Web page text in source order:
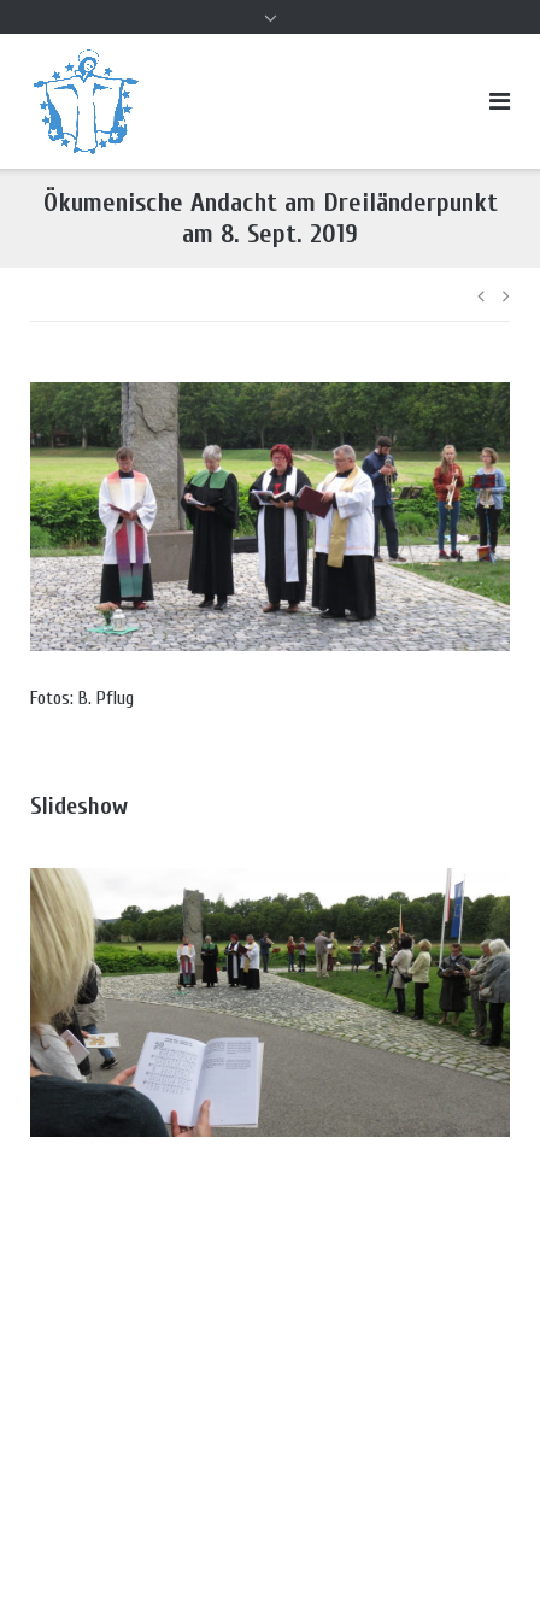
Ökumenische Andacht am Dreiländerpunkt
am 8. Sept. 2019
Fotos: B. Pflug
Slideshow